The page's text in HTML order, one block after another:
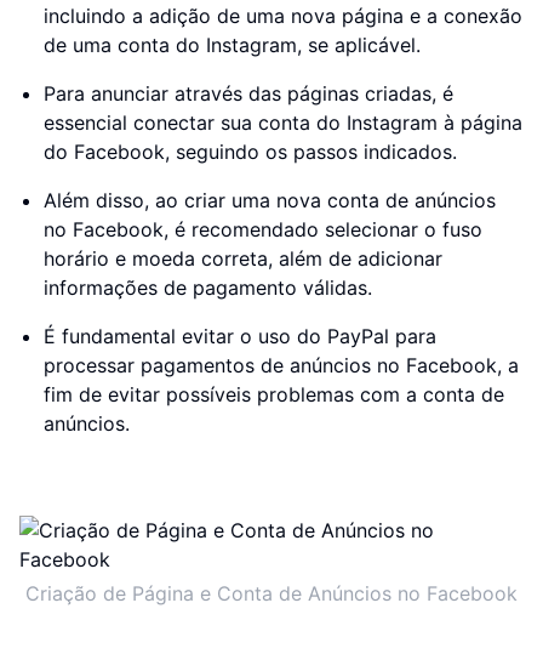
incluindo a adição de uma nova página e a conexão
de uma conta do Instagram, se aplicável.
Para anunciar através das páginas criadas, é
essencial conectar sua conta do Instagram à página
do Facebook, seguindo os passos indicados.
Além disso, ao criar uma nova conta de anúncios
no Facebook, é recomendado selecionar o fuso
horário e moeda correta, além de adicionar
informações de pagamento válidas.
É fundamental evitar o uso do PayPal para
processar pagamentos de anúncios no Facebook, a
fim de evitar possíveis problemas com a conta de
anúncios.
Criação de Página e Conta de Anúncios no Facebook